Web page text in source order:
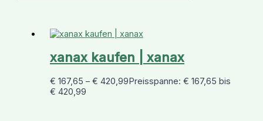
xanax kaufen | xanax
€ 167,65 –€ 420,99Preisspanne: € 167,65 bis
€ 420,99